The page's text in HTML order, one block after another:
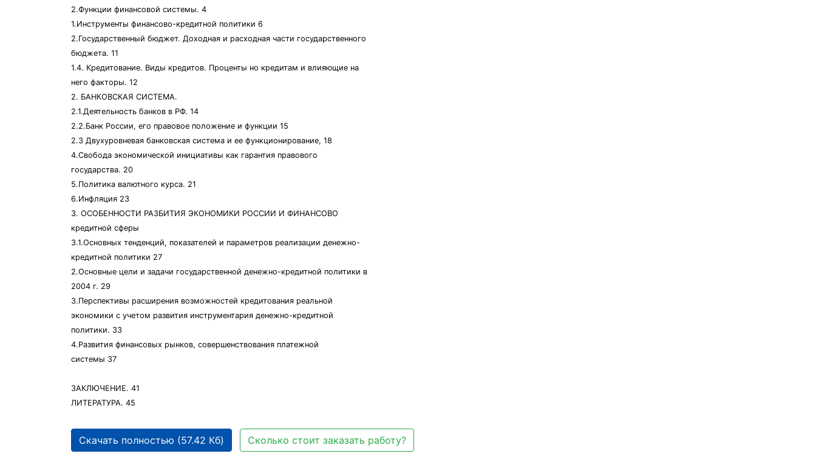
2.Функции финансовой системы. 4
1.Инструменты финансово-кредитной политики 6
2.Государственный бюджет. Доходная и расходная части государственного
бюджета. 11
1.4. Кредитование. Виды кредитов. Проценты но кредитам и влияющие на
него факторы. 12
2. БАНКОВСКАЯ СИСТЕМА.
2.1.Деятельность банков в РФ. 14
2.2.Банк России, его правовое положение и функции 15
2.3 Двухуровневая банковская система и ее функционирование, 18
4.Свобода экономической инициативы как гарантия правового
государства. 20
5.Политика валютного курса. 21
6.Инфляция 23
3. ОСОБЕННОСТИ РАЗБИТИЯ ЭКОНОМИКИ РОССИИ И ФИНАНСОВО
кредитной сферы
3.1.Основных тенденций, показателей и параметров реализации денежно-
кредитной политики 27
2.Основные цели и задачи государственной денежно-кредитной политики в
2004 г. 29
3.Перспективы расширения возможностей кредитования реальной
экономики с учетом развития инструментария денежно-кредитной
политики. 33
4.Развития финансовых рынков, совершенствования платежной
системы 37
ЗАКЛЮЧЕНИЕ. 41
ЛИТЕРАТУРА. 45
Скачать полностью (57.42 Кб) Сколько стоит заказать работу?